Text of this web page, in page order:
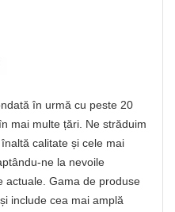
în urmă cu peste 20
mai multe țări. Ne străduim
calitate și cele mai
ne la nevoile
actuale. Gama de produse
include cea mai amplă